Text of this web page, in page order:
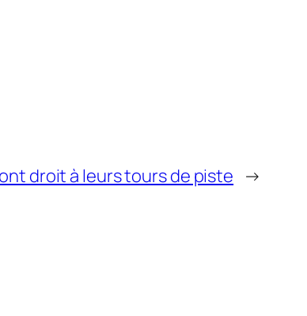
droit à leurs tours de piste →